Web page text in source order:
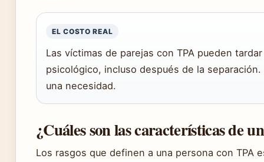
EL COSTO REAL
Las víctimas de parejas con TPA pueden
psicológico, incluso después de la
una necesidad.
¿Cuáles son las características de
Los rasgos que definen a una persona con TPA